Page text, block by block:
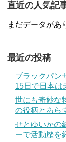
直近の人気記
まだデータがあ
最近の投稿
ブラックパン
15日で日本は
世にも奇妙な
の役柄とあら
せとゆいかの
ーで活動歴を